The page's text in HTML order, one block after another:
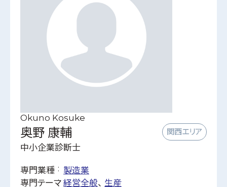
サポーターを検索
相談を申し込む
お問い合わせ
ビズクリポータル
特定商取引に関する法律に基づく表記
Okuno Kosuke
奥野 康輔 関西エリア
中小企業診断士
専門業種
製造業
専門テーマ 経営全般 生産